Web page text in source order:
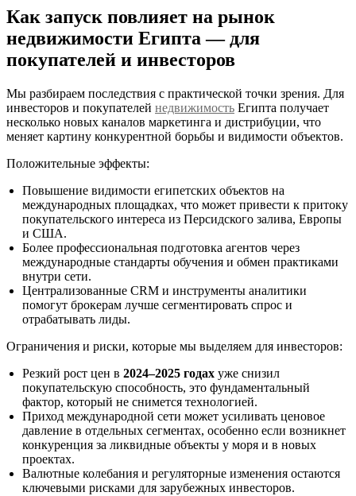
Как запуск повлияет на рынок
недвижимости Египта — для
покупателей и инвесторов
Мы разбираем последствия с практической точки зрения. Для
инвесторов и покупателей недвижимость Египта получает
несколько новых каналов маркетинга и дистрибуции, что
меняет картину конкурентной борьбы и видимости объектов.
Положительные эффекты:
Повышение видимости египетских объектов на
международных площадках, что может привести к притоку
покупательского интереса из Персидского залива, Европы
и США.
Более профессиональная подготовка агентов через
международные стандарты обучения и обмен практиками
внутри сети.
Централизованные CRM и инструменты аналитики
помогут брокерам лучше сегментировать спрос и
отрабатывать лиды.
Ограничения и риски, которые мы выделяем для инвесторов:
Резкий рост цен в 2024–2025 годах уже снизил
покупательскую способность, это фундаментальный
фактор, который не снимется технологией.
Приход международной сети может усиливать ценовое
давление в отдельных сегментах, особенно если возникнет
конкуренция за ликвидные объекты у моря и в новых
проектах.
Валютные колебания и регуляторные изменения остаются
ключевыми рисками для зарубежных инвесторов.